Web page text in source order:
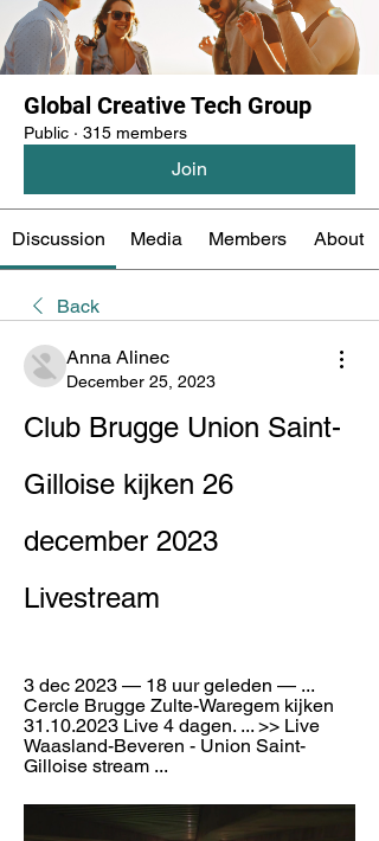
Global Creative Tech Group
Public · 315 members
Join
Discussion Media Members About
Back
Anna Alinec
December 25, 2023
Club Brugge Union Saint-
Gilloise kijken 26
december 2023
Livestream
3 dec 2023 — 18 uur geleden — ...
Cercle Brugge Zulte-Waregem kijken
31.10.2023 Live 4 dagen. ... >> Live
Waasland-Beveren - Union Saint-
Gilloise stream ...